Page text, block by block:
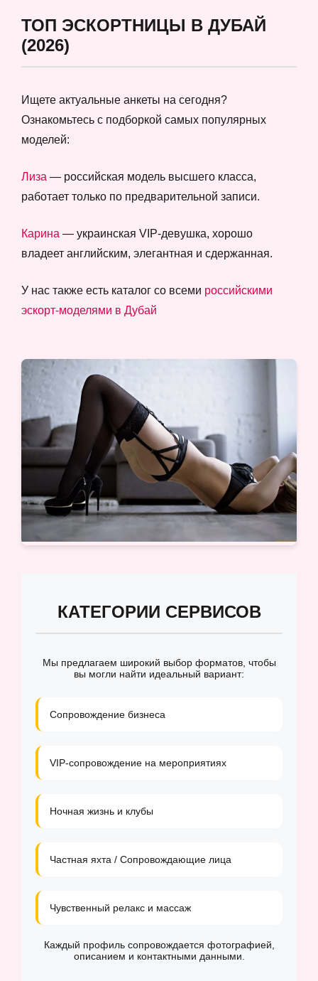
ТОП ЭСКОРТНИЦЫ В ДУБАЙ
(2026)
Ищете актуальные анкеты на сегодня?
Ознакомьтесь с подборкой самых популярных
моделей:
Лиза — российская модель высшего класса,
работает только по предварительной записи.
Карина — украинская VIP-девушка, хорошо
владеет английским, элегантная и сдержанная.
У нас также есть каталог со всеми российскими
эскорт-моделями в Дубай
КАТЕГОРИИ СЕРВИСОВ
Мы предлагаем широкий выбор форматов, чтобы
вы могли найти идеальный вариант:
Сопровождение бизнеса
VIP-сопровождение на мероприятиях
Ночная жизнь и клубы
Частная яхта / Сопровождающие лица
Чувственный релакс и массаж
Каждый профиль сопровождается фотографией,
описанием и контактными данными.